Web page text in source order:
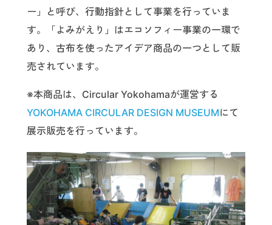
ー 」と呼び、行動指針として事業を行っていま
す。「よみがえり」はエコソフィー事業の一環で
あり、古布を使ったアイデア商品の一つとして販
売されています。
※本商品は、Circular Yokohamaが運営する
YOKOHAMA CIRCULAR DESIGN MUSEUMにて
展示販売を行っています。